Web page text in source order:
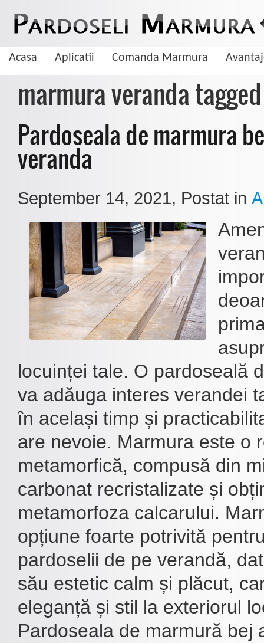
Acasa Aplicatii Comanda Marmura
De ce sa aleg pardoseala din marmura
Marmura este una dintre cele mai cautate pietre naturale cand vine
marmura veranda
Pardoseala de marmura
veranda
September 14, 2021, Postat in
locuinței tale. O pardoseală
va adăuga interes verandei
în același timp și
are nevoie. Marmura este o
metamorfică, compusă din
carbonat recristalizate și
metamorfoza calcarului.
opțiune foarte potrivită
pardoselii de pe verandă,
său estetic calm și plăcut,
eleganță și stil la exteriorul
Pardoseala de marmură bej